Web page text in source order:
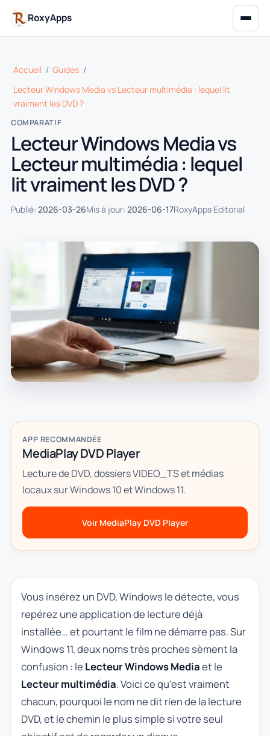
RoxyApps
Accueil / Guides /
Lecteur Windows Media vs Lecteur multimédia : lequel lit
vraiment les DVD ?
COMPARATIF
Lecteur Windows Media vs
Lecteur multimédia : lequel
lit vraiment les DVD ?
Publié: 2026-03-26Mis à jour: 2026-06-17RoxyApps Editorial
APP RECOMMANDÉE
MediaPlay DVD Player
Lecture de DVD, dossiers VIDEO_TS et médias
locaux sur Windows 10 et Windows 11.
Voir MediaPlay DVD Player
Vous insérez un DVD, Windows le détecte, vous
repérez une application de lecture déjà
installée… et pourtant le film ne démarre pas. Sur
Windows 11, deux noms très proches sèment la
confusion : le Lecteur Windows Mediaet le
Lecteur multimédia. Voici ce qu’est vraiment
chacun, pourquoi le nom ne dit rien de la lecture
DVD, et le chemin le plus simple si votre seul